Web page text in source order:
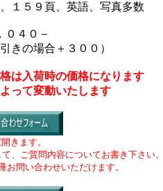
１５９頁、英語、写真多数
０４０－
きの場合＋３００）
は入荷時の価格になります
って変動いたします
きます。
、ご質問内容についてお書き下さい。
お問い合わせいただけます。